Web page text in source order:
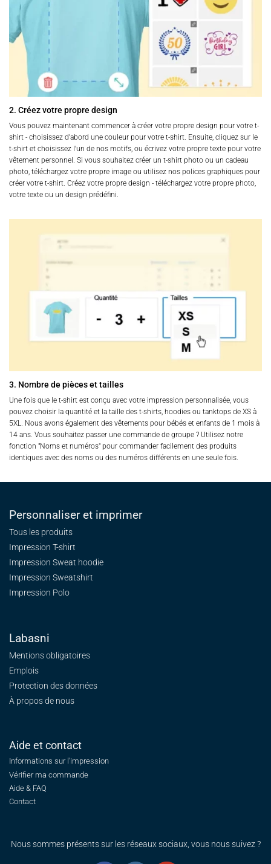
2. Créez votre propre design
Vous pouvez maintenant commencer à créer votre propre design pour votre t-
shirt - choisissez d'abord une couleur pour votre t-shirt. Ensuite, cliquez sur le
t-shirt et choisissez l'un de nos motifs, ou écrivez votre propre texte pour votre
vêtement personnel. Si vous souhaitez créer un t-shirt photo ou un cadeau
photo, téléchargez votre propre image ou utilisez nos polices graphiques pour
créer votre t-shirt. Créez votre propre design - téléchargez votre propre photo,
votre texte ou un design prédéfini.
3. Nombre de pièces et tailles
Une fois que le t-shirt est conçu avec votre impression personnalisée, vous
pouvez choisir la quantité et la taille des t-shirts, hoodies ou tanktops de XS à
5XL. Nous avons également des vêtements pour bébés et enfants de 1 mois à
14 ans. Vous souhaitez passer une commande de groupe ? Utilisez notre
fonction "Noms et numéros" pour commander facilement des produits
identiques avec des noms ou des numéros différents en une seule fois.
Personnaliser et imprimer
Tous les produits
Impression T-shirt
Impression Sweat hoodie
Impression Sweatshirt
Impression Polo
Labasni
Mentions obligatoires
Emplois
Protection des données
À propos de nous
Aide et contact
Informations sur l'impression
Vérifier ma commande
Aide & FAQ
Contact
Nous sommes présents sur les réseaux sociaux, vous nous suivez ?